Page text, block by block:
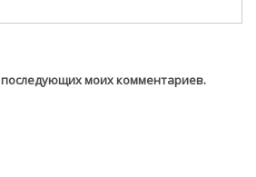
последующих моих комментариев.